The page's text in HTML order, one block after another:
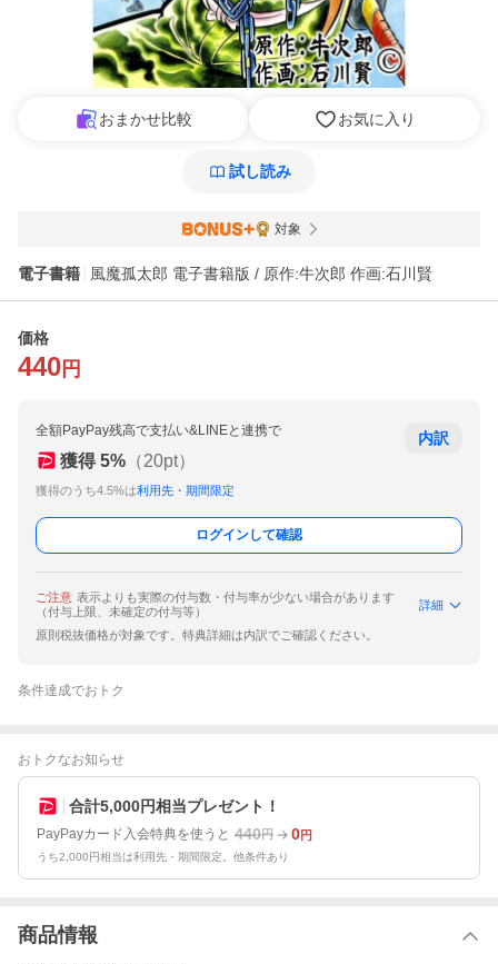
おまかせ比較 お気に入り
試し読み
対象
電子書籍 風魔孤太郎 電子書籍版 / 原作:牛次郎 作画:石川賢
価格
440 円
全額PayPay残高で支払い&LINEと連携で
獲得 5% （20pt）
獲得のうち4.5%は利用先・期間限定
内訳
ログインして確認
ご注意 表示よりも実際の付与数・付与率が少ない場合があります
（付与上限、未確定の付与等）
詳細
原則税抜価格が対象です。特典詳細は内訳でご確認ください。
条件達成でおトク
おトクなお知らせ
合計5,000円相当プレゼント！
PayPayカード入会特典を使うと 440円 0円
うち2,000円相当は利用先・期間限定。他条件あり
商品情報